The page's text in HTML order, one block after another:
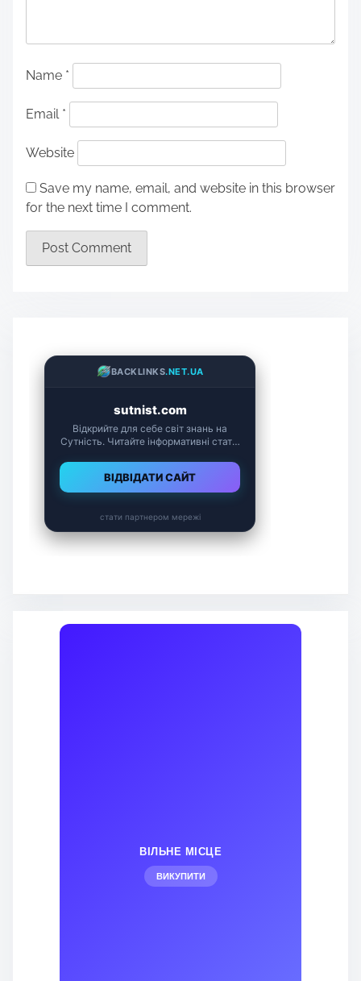
Name *
Email *
Website
Save my name, email, and website in this browser
for the next time I comment.
ВІЛЬНЕ МІСЦЕ
ВИКУПИТИ